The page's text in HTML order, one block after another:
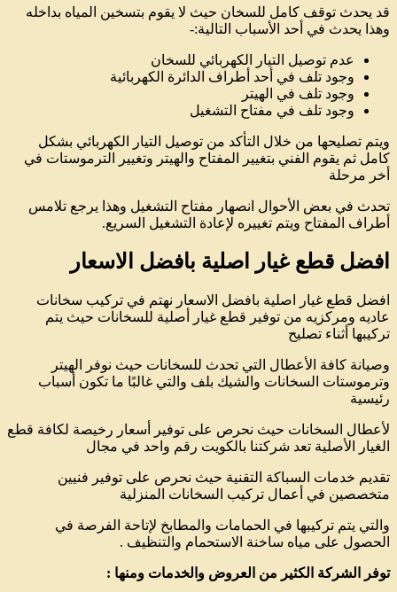
قد يحدث توقف كامل للسخان حيث لا يقوم بتسخين المياه بداخله
وهذا يحدث في أحد الأسباب التالية:-
عدم توصيل التيار الكهربائي للسخان
وجود تلف في أحد أطراف الدائرة الكهربائية
وجود تلف في الهيتر
وجود تلف في مفتاح التشغيل
ويتم تصليحها من خلال التأكد من توصيل التيار الكهربائي بشكل
كامل ثم يقوم الفني بتغيير المفتاح والهيتر وتغيير الترموستات في
أخر مرحلة
تحدث في بعض الأحوال انصهار مفتاح التشغيل وهذا يرجع تلامس
أطراف المفتاح ويتم تغييره لإعادة التشغيل السريع.
افضل قطع غيار اصلية بافضل الاسعار
افضل قطع غيار اصلية بافضل الاسعار نهتم في تركيب سخانات
عاديه ومركزيه من توفير قطع غيار أصلية للسخانات حيث يتم
تركيبها أثناء تصليح
وصيانة كافة الأعطال التي تحدث للسخانات حيث نوفر الهيتر
وترموستات السخانات والشيك بلف والتي غالبًا ما تكون أسباب
رئيسية
لأعطال السخانات حيث نحرص على توفير أسعار رخيصة لكافة قطع
الغيار الأصلية تعد شركتنا بالكويت رقم واحد في مجال
تقديم خدمات السباكة التقنية حيث نحرص على توفير فنيين
متخصصين في أعمال تركيب السخانات المنزلية
والتي يتم تركيبها في الحمامات والمطابخ لإتاحة الفرصة في
الحصول على مياه ساخنة الاستحمام والتنظيف .
توفر الشركة الكثير من العروض والخدمات ومنها :